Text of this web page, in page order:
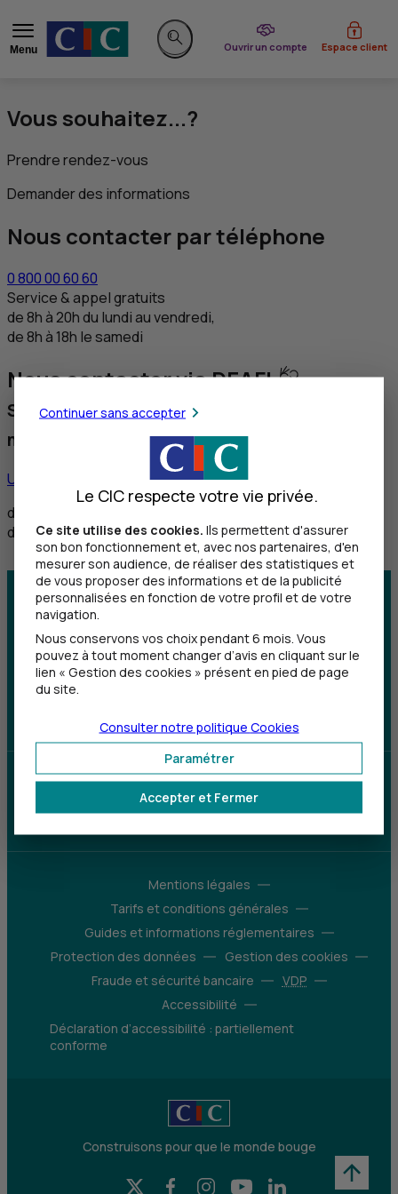
Menu
Rechercher sur le site
Ouvrir un compte
du CIC Espace client
Vous souhaitez...?
Prendre rendez-vous
Demander des informations
Nous contacter par téléphone
0 800 00 60 60
Service & appel gratuits
de 8h à 20h du lundi au vendredi,
de 8h à 18h le samedi
Nous contacter via DEAFI
Service réservé aux personnes sourdes et
malentendantes
Utiliser ce service
de 8h30 à 12h et de 14h à 18h du lundi au vendredi,
de 8h30 à 12h le samedi
Centre d'aide Trouver une agence
Sourds et
malentendants
Parrainez un proche et profitez ensemble
d’avantages
Mentions légales
Tarifs et conditions générales
Guides et informations réglementaires
Protection des données
Gestion des cookies
Fraude et sécurité bancaire
VDP
Accessibilité
Déclaration d’accessibilité : partiellement
conforme
Construisons pour que le monde bouge
X (Twitter) - CIC
Facebook - CIC
Instagram - CIC
YouTube - CICLinkedIn - CIC
Continuer sans accepter
Le CIC respecte votre vie privée.
Ce site utilise des cookies. Ils permettent d'assurer
son bon fonctionnement et, avec nos partenaires, d'en
mesurer son audience, de réaliser des statistiques et
de vous proposer des informations et de la publicité
personnalisées en fonction de votre profil et de votre
navigation.
Nous conservons vos choix pendant 6 mois. Vous
pouvez à tout moment changer d’avis en cliquant sur le
lien « Gestion des cookies » présent en pied de page
du site.
Accepter et Fermer
Paramétrer
Consulter notre politique Cookies